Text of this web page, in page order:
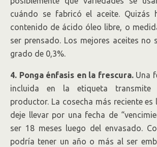
cuándo se fabricó el aceite. Quizás
contenido de ácido óleo libre, o
ser prensado. Los mejores aceites no
grado de 0,3%.
4. Ponga énfasis en la frescura.Una
incluida en la etiqueta
productor. La cosecha más reciente es
deje llevar por una fecha de
ser 18 meses luego del envasado.
podría tener un año o más al ser